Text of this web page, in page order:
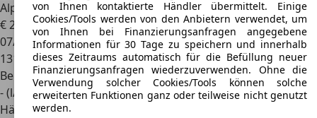
Alpina B3 3.0 Switch-Tronic - H-Kennzeichen
€ 29.900
07/1995
131.600 km
Benzin
- (l/100 km)
Händler
von Ihnen kontaktierte Händler übermittelt. Einige
Cookies/Tools werden von den Anbietern verwendet, um
von Ihnen bei Finanzierungsanfragen angegebene
Informationen für 30 Tage zu speichern und innerhalb
dieses Zeitraums automatisch für die Befüllung neuer
Finanzierungsanfragen wiederzuverwenden. Ohne die
Verwendung solcher Cookies/Tools können solche
erweiterten Funktionen ganz oder teilweise nicht genutzt
werden.